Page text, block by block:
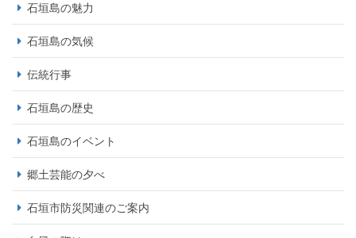
石垣島の魅力
石垣島の気候
伝統行事
石垣島の歴史
石垣島のイベント
郷土芸能の夕べ
石垣市防災関連のご案内